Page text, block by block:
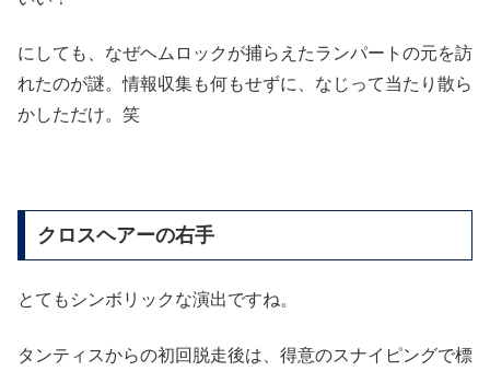
にしても、なぜヘムロックが捕らえたランパートの元を訪
れたのが謎。情報収集も何もせずに、なじって当たり散ら
かしただけ。笑
クロスヘアーの右手
とてもシンボリックな演出ですね。
タンティスからの初回脱走後は、得意のスナイピングで標